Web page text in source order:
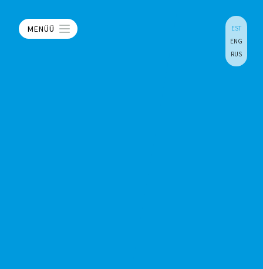
MENÜÜ
EST
ENG
RUS